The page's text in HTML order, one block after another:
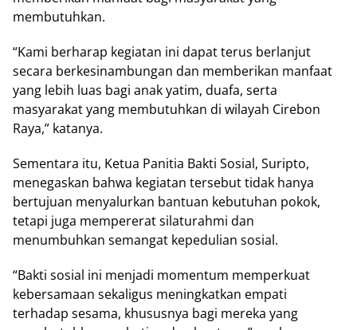
membutuhkan.
“Kami berharap kegiatan ini dapat terus berlanjut
secara berkesinambungan dan memberikan manfaat
yang lebih luas bagi anak yatim, duafa, serta
masyarakat yang membutuhkan di wilayah Cirebon
Raya,” katanya.
Sementara itu, Ketua Panitia Bakti Sosial, Suripto,
menegaskan bahwa kegiatan tersebut tidak hanya
bertujuan menyalurkan bantuan kebutuhan pokok,
tetapi juga mempererat silaturahmi dan
menumbuhkan semangat kepedulian sosial.
“Bakti sosial ini menjadi momentum memperkuat
kebersamaan sekaligus meningkatkan empati
terhadap sesama, khususnya bagi mereka yang